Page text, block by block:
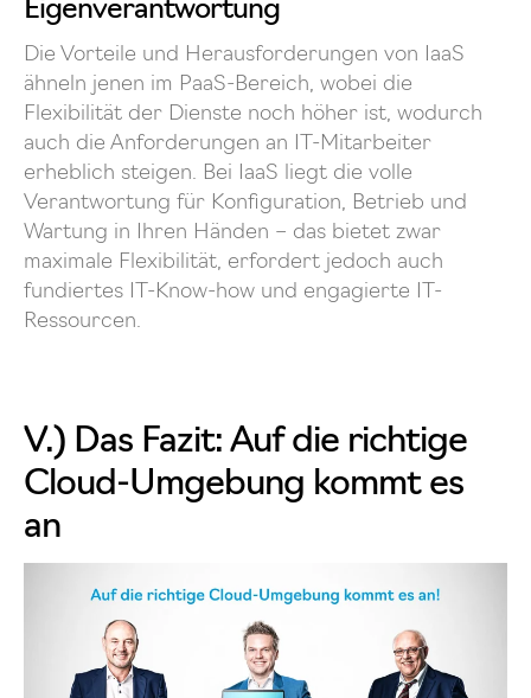
Eigenverantwortung
Die Vorteile und Herausforderungen von IaaS
ähneln jenen im PaaS-Bereich, wobei die
Flexibilität der Dienste noch höher ist, wodurch
auch die Anforderungen an IT-Mitarbeiter
erheblich steigen. Bei IaaS liegt die volle
Verantwortung für Konfiguration, Betrieb und
Wartung in Ihren Händen – das bietet zwar
maximale Flexibilität, erfordert jedoch auch
fundiertes IT-Know-how und engagierte IT-
Ressourcen.
V.) Das Fazit: Auf die richtige
Cloud-Umgebung kommt es
an